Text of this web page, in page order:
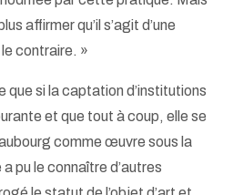
affirmer qu’il s’agit d’une
contraire. »
si la captation d’institutions
et que tout à coup, elle se
comme œuvre sous la
pu le connaître d’autres